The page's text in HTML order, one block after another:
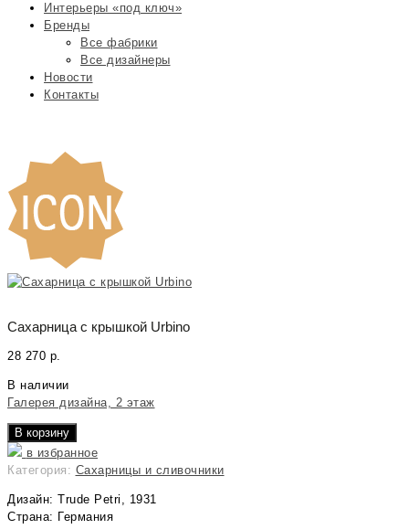
Интерьеры «под ключ»
Бренды
Все фабрики
Все дизайнеры
Новости
Контакты
Сахарница с крышкой Urbino
28 270 р.
В наличии
Галерея дизайна, 2 этаж
В корзину
в избранное
Категория: Сахарницы и сливочники
Дизайн: Trude Petri, 1931
Страна: Германия